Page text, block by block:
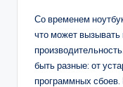
Со временем
что может вызывать
быть разные: от
программных сбоев.